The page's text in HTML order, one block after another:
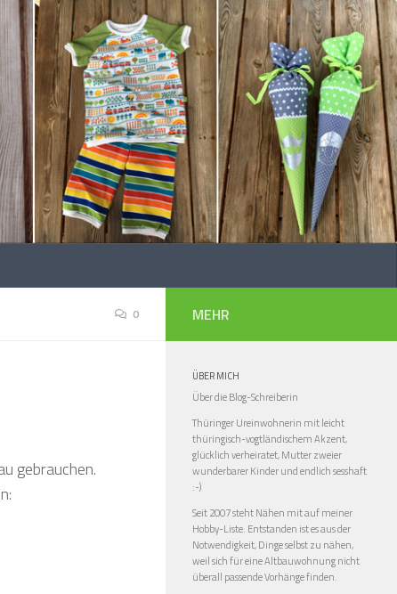
0
gebrauchen.
MEHR
ÜBER MICH
Über die Blog-Schreiberin
Thüringer Ureinwohnerin mit leicht
thüringisch-vogtländischem Akzent,
glücklich verheiratet, Mutter zweier
wunderbarer Kinder und endlich sesshaft
:-)
Seit 2007 steht Nähen mit auf meiner
Hobby-Liste. Entstanden ist es aus der
Notwendigkeit, Dinge selbst zu nähen,
weil sich für eine Altbauwohnung nicht
überall passende Vorhänge finden.